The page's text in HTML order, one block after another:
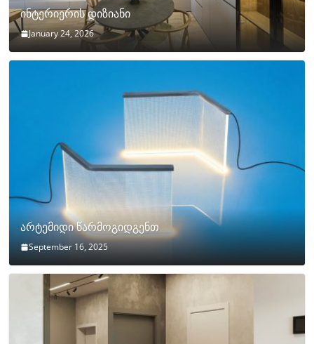
ინტერიერის დიზიანი
January 24, 2026
არტემიდი წარმოგიდგენთ
September 16, 2025